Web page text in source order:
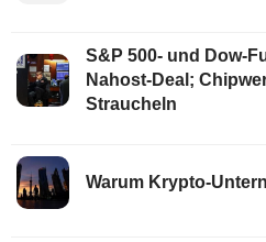
S&P 500- und Dow-
Nahost-Deal;
Straucheln
Warum Krypto-